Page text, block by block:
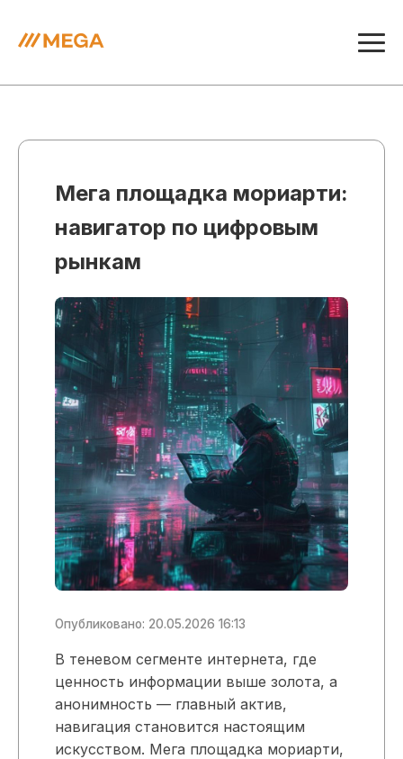
Мега площадка мориарти:
навигатор по цифровым
рынкам
Опубликовано: 20.05.2026 16:13
В теневом сегменте интернета, где
ценность информации выше золота, а
анонимность — главный актив,
навигация становится настоящим
искусством. Мега площадка мориарти,